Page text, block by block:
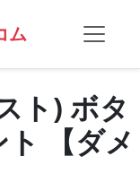
ム
ト) ボタ
【ダメ